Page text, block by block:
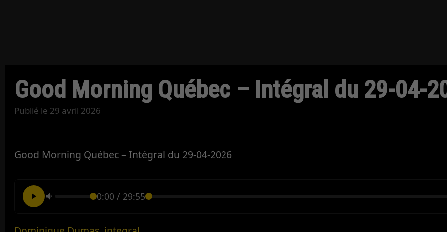
Good Morning Québec – Intégral du 29-04-
Publié le 29 avril 2026
Good Morning Québec – Intégral du 29-04-2026
0:00 / 29:55